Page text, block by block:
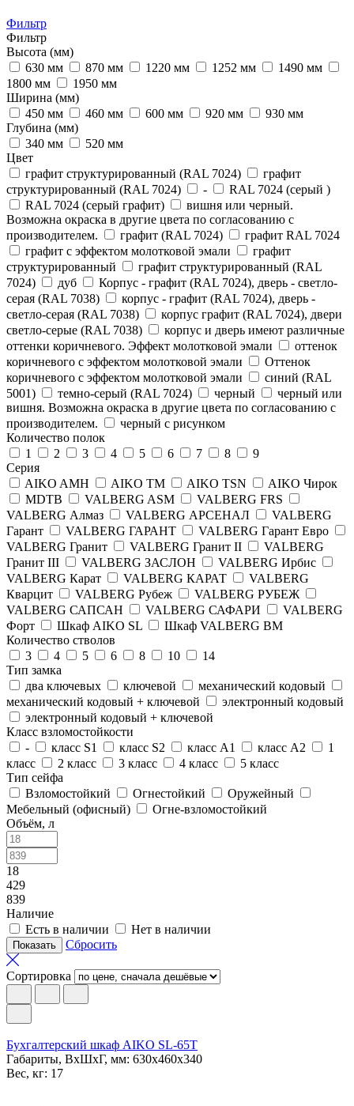
Фильтр
Фильтр
Высота (мм)
630 мм
870 мм 1220 мм 1252 мм
1490 мм
1800 мм
1950 мм
Ширина (мм)
450 мм
460 мм 600 мм 920 мм
930 мм
Глубина (мм)
340 мм
520 мм
Цвет
графит структурированный (RAL 7024)
графит
структурированный (RAL 7024)
-
RAL 7024 (серый )
RAL 7024 (серый графит)
вишня или черный.
Возможна окраска в другие цвета по согласованию с
производителем.
графит (RAL 7024)
графит RAL 7024
графит с эффектом молотковой эмали
графит
структурированный
графит структурированный (RAL
7024)
дуб
Корпус - графит (RAL 7024), дверь - светло-
серая (RAL 7038)
корпус - графит (RAL 7024), дверь -
светло-серая (RAL 7038)
корпус графит (RAL 7024), двери
светло-серые (RAL 7038)
корпус и дверь имеют различные
оттенки коричневого. Эффект молотковой эмали
оттенок
коричневого с эффектом молотковой эмали
Оттенок
коричневого с эффектом молотковой эмали
синий (RAL
5001)
темно-серый (RAL 7024) черный
черный или
вишня. Возможна окраска в другие цвета по согласованию с
производителем.
черный с рисунком
Количество полок
1
2 3 4 5 6 7 8
9
Серия
AIKO AMH
AIKO TM AIKO TSN
AIKO Чирок
MDTB
VALBERG ASM
VALBERG FRS
VALBERG Алмаз
VALBERG АРСЕНАЛ
VALBERG
Гарант
VALBERG ГАРАНТ
VALBERG Гарант Евро
VALBERG Гранит
VALBERG Гранит II
VALBERG
Гранит III
VALBERG ЗАСЛОН
VALBERG Ирбис
VALBERG Карат
VALBERG КАРАТ
VALBERG
Кварцит
VALBERG Рубеж
VALBERG РУБЕЖ
VALBERG САПСАН
VALBERG САФАРИ
VALBERG
Форт
Шкаф AIKO SL
Шкаф VALBERG BM
Количество стволов
3
4 5 6 8 10
14
Тип замка
два ключевых
ключевой
механический кодовый
механический кодовый + ключевой
электронный кодовый
электронный кодовый + ключевой
Класс взломостойкости
-
класс S1 класс S2 класс А1 класс А2
1
класс
2 класс 3 класс 4 класс
5 класс
Тип сейфа
Взломостойкий
Огнестойкий
Оружейный
Мебельный (офисный)
Огне-взломостойкий
Объём, л
18
429
839
Наличие
Есть в наличии
Нет в наличии
Сбросить
Сортировка
Бухгалтерский шкаф AIKO SL-65Т
Габариты, ВxШxГ, мм: 630x460x340
Вес, кг: 17